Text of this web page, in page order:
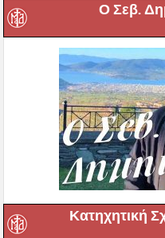
Ο Σεβ.
Κατηχητική